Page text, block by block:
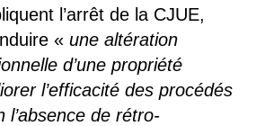
l’arrêt de la CJUE,
« une altération
d’une propriété
l’efficacité des procédés
l’absence de rétro-